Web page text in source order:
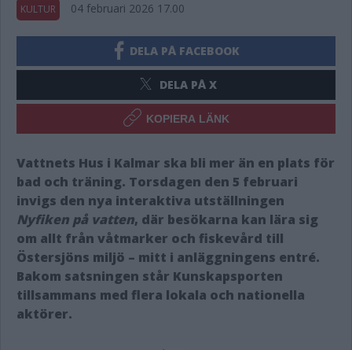
KULTUR 04 februari 2026 17.00
DELA PÅ FACEBOOK
DELA PÅ X
KOPIERA LÄNK
Vattnets Hus i Kalmar ska bli mer än en plats för
bad och träning. Torsdagen den 5 februari
invigs den nya interaktiva utställningen
Nyfiken på vatten, där besökarna kan lära sig
om allt från våtmarker och fiskevård till
Östersjöns miljö – mitt i anläggningens entré.
Bakom satsningen står Kunskapsporten
tillsammans med flera lokala och nationella
aktörer.